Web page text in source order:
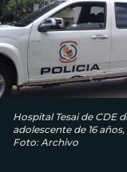
Hospital Tesai de CDE
adolescente de 16
Foto: Archivo